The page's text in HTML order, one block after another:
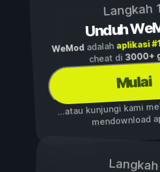
Langkah 1
Unduh
WeModadalah aplikasi
cheat di3000+
Mulai
...atau kunjungi kami
mendownload